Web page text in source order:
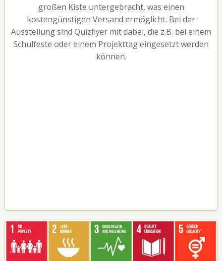
großen Kiste untergebracht, was einen
kostengünstigen Versand ermöglicht. Bei der
Ausstellung sind Quizflyer mit dabei, die z.B. bei einem
Schulfeste oder einem Projekttag eingesetzt werden
können.